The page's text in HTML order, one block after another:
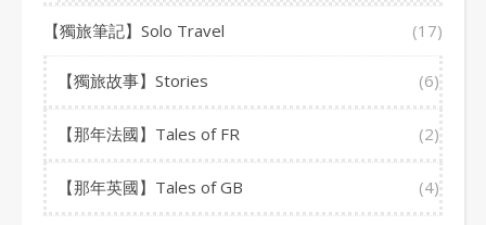
【獨旅筆記】Solo Travel (17)
【獨旅故事】Stories (6)
【那年法國】Tales of FR (2)
【那年英國】Tales of GB (4)